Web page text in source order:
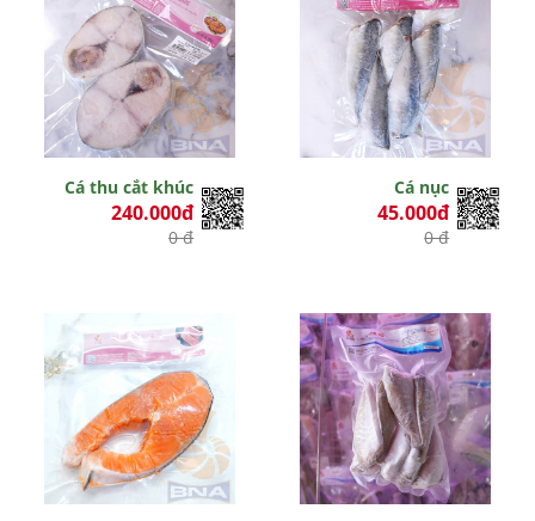
Cá thu cắt khúc
240.000đ
0 đ
Cá nục
45.000đ
0 đ